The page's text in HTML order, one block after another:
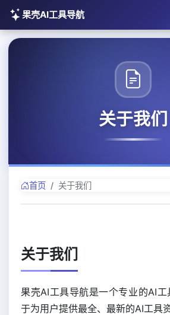
果壳AI工具导航
关于我们
首页 关于我们
关于我们
果壳AI工具导航是一个专业的AI
于为用户提供最全、最新的AI工具资